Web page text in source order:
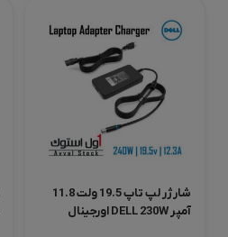
شارژر لپ تاپ 19.5 ولت 11.8
آمپر DELL 230W اورجینال